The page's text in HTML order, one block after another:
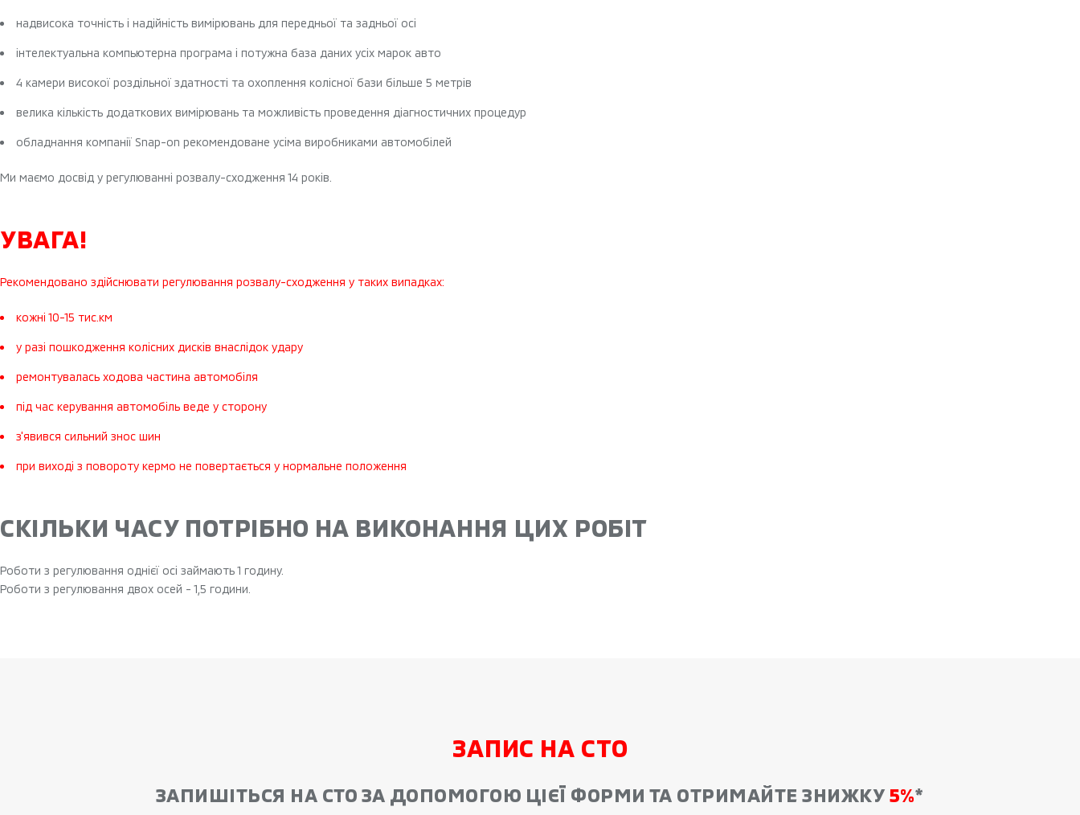
надвисока точність і надійність вимірювань для передньої та задньої осі
інтелектуальна компьютерна програма і потужна база даних усіх марок авто
4 камери високої роздільної здатності та охоплення колісної бази більше 5 метрів
велика кількість додаткових вимірювань та можливість проведення діагностичних процедур
обладнання компанії Snap-on рекомендоване усіма виробниками автомобілей
Ми маємо досвід у регулюванні розвалу-сходження 14 років.
УВАГА!
Рекомендовано здійснювати регулювання розвалу-сходження у таких випадках:
кожні 10-15 тис.км
у разі пошкодження колісних дисків внаслідок удару
ремонтувалась ходова частина автомобіля
під час керування автомобіль веде у сторону
з'явився сильний знос шин
при виході з повороту кермо не повертається у нормальне положення
СКІЛЬКИ ЧАСУ ПОТРІБНО НА ВИКОНАННЯ ЦИХ РОБІТ
Роботи з регулювання однієї осі займають 1 годину.
Роботи з регулювання двох осей - 1,5 години.
ЗАПИС НА СТО
ЗАПИШІТЬСЯ НА СТО ЗА ДОПОМОГОЮ ЦІЄЇ ФОРМИ ТА ОТРИМАЙТЕ ЗНИЖКУ 5%*